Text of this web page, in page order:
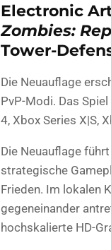
Electronic
Zombies:
Tower-
Die Neuauflage
PvP-Modi. Das
4, Xbox Series X|S,
Die Neuauflage
strategische
Frieden. Im lokalen
gegeneinander
hochskalierte HD-